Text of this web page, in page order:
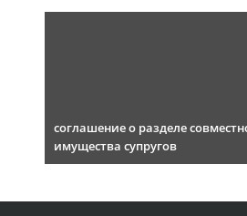
соглашение о разделе
имущества супругов